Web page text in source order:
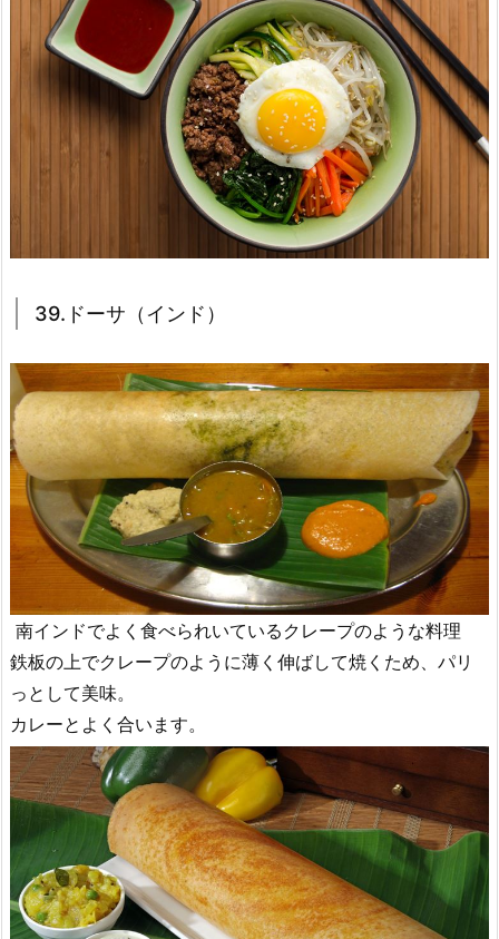
39.ドーサ（インド）
南インドでよく食べられいているクレープのような料理
鉄板の上でクレープのように薄く伸ばして焼くため、パリ
っとして美味。
カレーとよく合います。